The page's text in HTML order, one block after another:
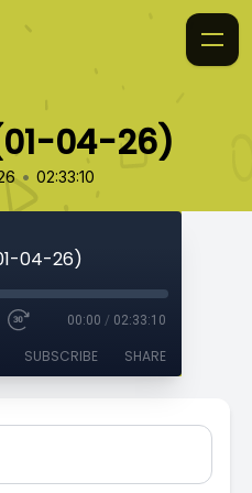
04-26)
• 02:33:10
04-26)
00:00 / 02:33:10
SUBSCRIBE SHARE